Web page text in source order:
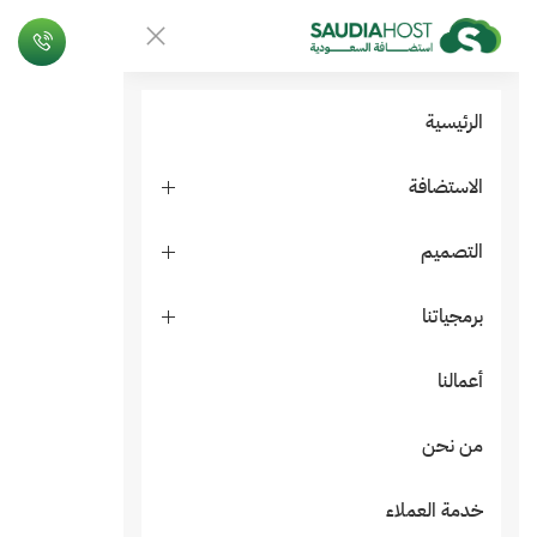
الرئيسية
الاستضافة
التصميم
برمجياتنا
أعمالنا
من نحن
خدمة العملاء